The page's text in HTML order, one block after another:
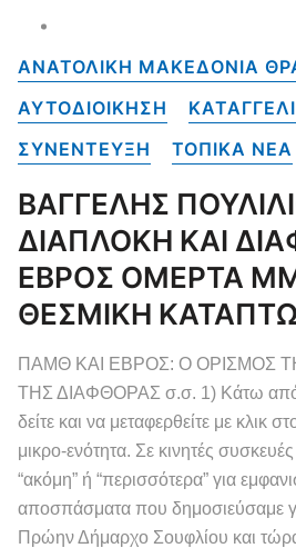
ΑΝΑΤΟΛΙΚΗ ΜΑΚΕΔΟΝΙΑ
ΑΥΤΟΔΙΟΙΚΗΣΗ
ΣΥΝΕΝΤΕΥΞΗ
ΤΟΠΙΚΑ NEA
ΒΑΓΓΕΛΗΣ
ΔΙΑΠΛΟΚΗ ΚΑΙ
ΕΒΡΟΣ ΟΜΕΡΤΑ
ΘΕΣΜΙΚΗ
ΠΑΜΘ ΚΑΙ ΕΒΡΟΣ: Ο ΟΡΙΣΜΟΣ
ΤΗΣ ΔΙΑΦΘΟΡΑΣ σ.σ. 1) Κάτω από
δείτε και να μεταφερθείτε με κλικ
μικρο-ενότητα. Σε κινητές συσκευές
“ακόμη” ή “περισσότερα” για
αποσπάσματα που δημοσιεύσαμε
Πρώην Δήμαρχο Σουφλίου και